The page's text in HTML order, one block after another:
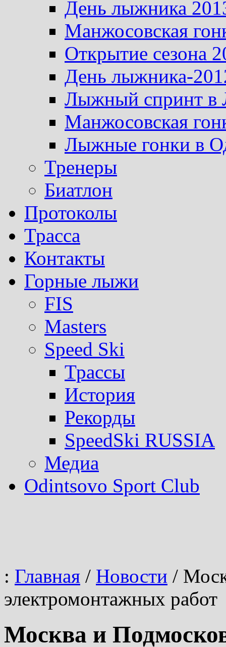
День лыжника
Манжосовская
Открытие сезона
День лыжника-
Лыжный спринт в
Манжосовская
Лыжные гонки в
Тренеры
Биатлон
Протоколы
Трасса
Контакты
Горные лыжи
FIS
Masters
Speed Ski
Трассы
История
Рекорды
SpeedSki RUSSIA
Медиа
Odintsovo Sport Club
: Главная / Новости /
электромонтажных работ
Москва и